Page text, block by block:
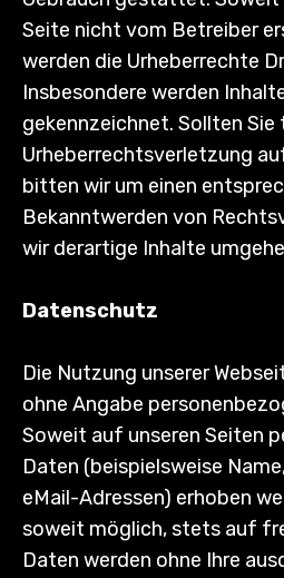
Seite nicht vom Betreiber
werden die Urheberrechte
Insbesondere werden
gekennzeichnet. Sollten
Urheberrechtsverletzung
bitten wir um einen
Bekanntwerden von
wir derartige Inhalte
Datenschutz
Die Nutzung unserer
ohne Angabe
Soweit auf unseren Seiten
Daten (beispielsweise
eMail-Adressen) erhoben
soweit möglich, stets auf
Daten werden ohne Ihre